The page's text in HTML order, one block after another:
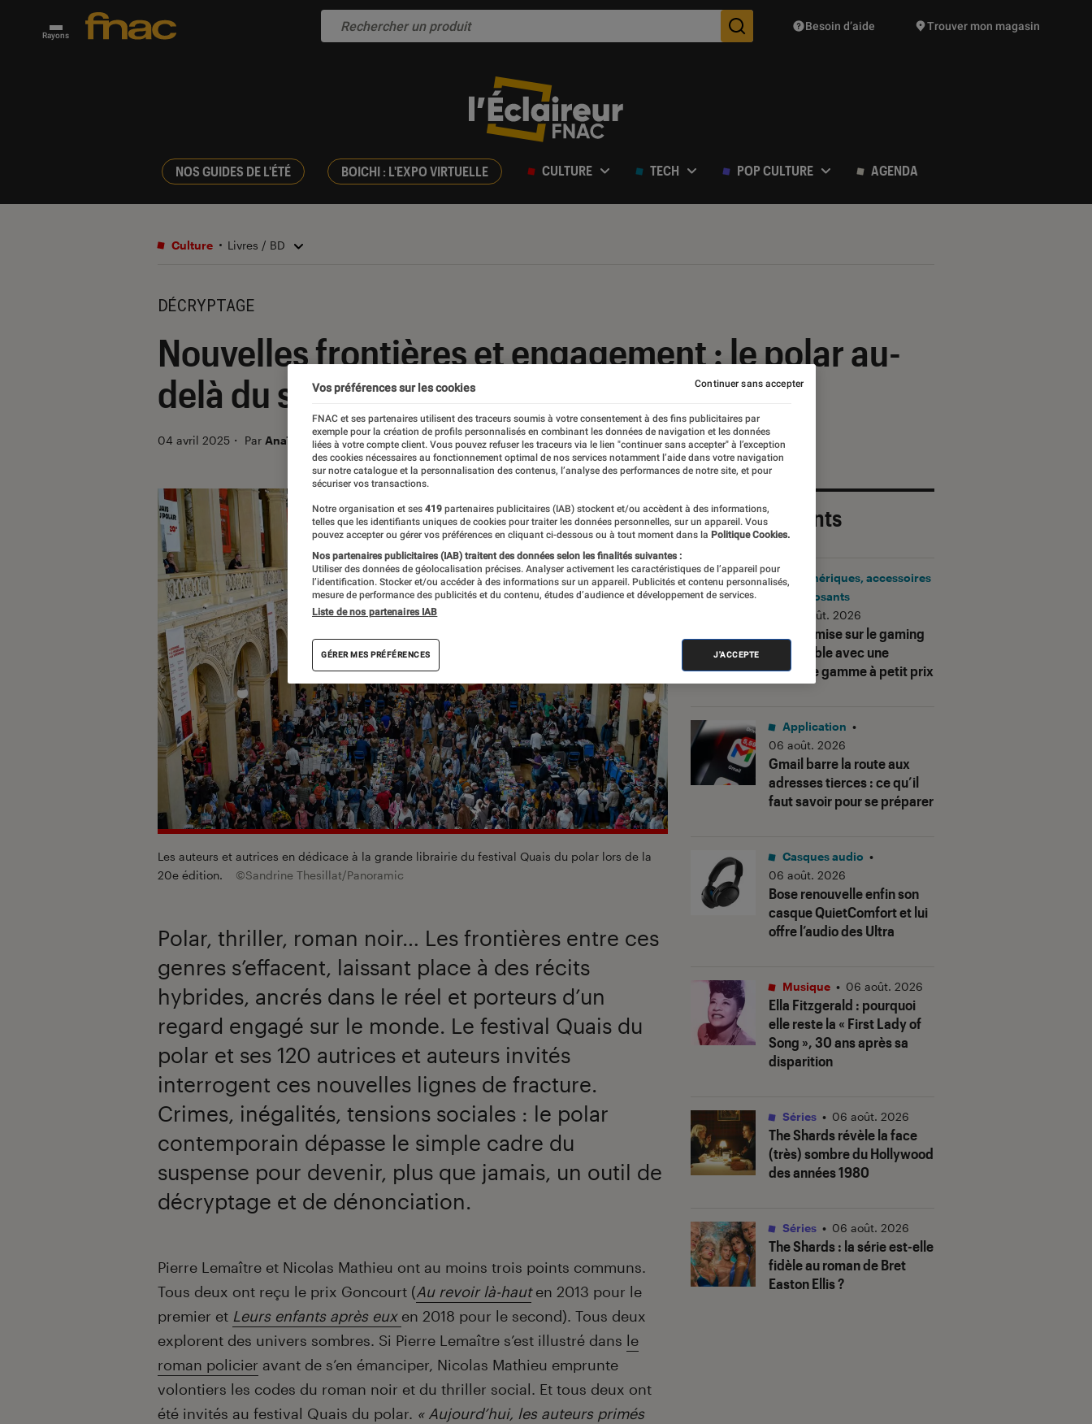
Rayons Des suggestions de produits vont vous être proposées
Besoin d’aide Trouver mon magasin
NOS GUIDES DE L'ÉTÉ BOICHI : L'EXPO VIRTUELLE CULTURE TECH POP CULTURE AGENDA
Culture Livres / BD
DÉCRYPTAGE
Nouvelles frontières et engagement : le polar au-
delà du suspense
04 avril 2025 ・ Par Anaïs Viand
Les auteurs et autrices en dédicace à la grande librairie du festival Quais du polar lors de la
20e édition.
©Sandrine Thesillat/Panoramic
Polar, thriller, roman noir… Les frontières entre ces
genres s’effacent, laissant place à des récits
hybrides, ancrés dans le réel et porteurs d’un
regard engagé sur le monde. Le festival Quais du
polar et ses 120 autrices et auteurs invités
interrogent ces nouvelles lignes de fracture.
Crimes, inégalités, tensions sociales : le polar
contemporain dépasse le simple cadre du
suspense pour devenir, plus que jamais, un outil de
décryptage et de dénonciation.
Introduction
Pierre Lemaître et Nicolas Mathieu ont au moins trois points communs.
Tous deux ont reçu le prix Goncourt (Au revoir là-hauten 2013 pour le
premier et Leurs enfants après eux en 2018 pour le second). Tous deux
explorent des univers sombres. Si Pierre Lemaître s’est illustré dans le
roman policier avant de s’en émanciper, Nicolas Mathieu emprunte
volontiers les codes du roman noir et du thriller social. Et tous deux ont
été invités au festival Quais du polar. « Aujourd’hui, les auteurs primés
Les plus récents
Corsair mise sur le gaming
accessible avec une
nouvelle gamme à petit prix
Périphériques, accessoires
et composants
06 août. 2026
Gmail barre la route aux
adresses tierces : ce qu’il
faut savoir pour se préparer
Application •
06 août. 2026
Bose renouvelle enfin son
casque QuietComfort et lui
offre l’audio des Ultra
Casques audio •
06 août. 2026
Ella Fitzgerald : pourquoi
elle reste la « First Lady of
Song », 30 ans après sa
disparition
Musique • 06 août. 2026
The Shardsrévèle la face
(très) sombre du Hollywood
des années 1980
Séries • 06 août. 2026
The Shards: la série est-elle
fidèle au roman de Bret
Easton Ellis ?
Séries • 06 août. 2026
Vos préférences sur les cookies
FNAC et ses partenaires utilisent des traceurs soumis à votre consentement à des fins publicitaires par
exemple pour la création de profils personnalisés en combinant les données de navigation et les données
liées à votre compte client. Vous pouvez refuser les traceurs via le lien "continuer sans accepter" à l’exception
des cookies nécessaires au fonctionnement optimal de nos services notamment l’aide dans votre navigation
sur notre catalogue et la personnalisation des contenus, l’analyse des performances de notre site, et pour
sécuriser vos transactions.
Notre organisation et ses 419 partenaires publicitaires (IAB) stockent et/ou accèdent à des informations,
telles que les identifiants uniques de cookies pour traiter les données personnelles, sur un appareil. Vous
pouvez accepter ou gérer vos préférences en cliquant ci-dessous ou à tout moment dans la Politique Cookies.
Nos partenaires publicitaires (IAB) traitent des données selon les finalités suivantes :
Utiliser des données de géolocalisation précises. Analyser activement les caractéristiques de l’appareil pour
l’identification. Stocker et/ou accéder à des informations sur un appareil. Publicités et contenu personnalisés,
mesure de performance des publicités et du contenu, études d’audience et développement de services.
Liste de nos partenaires IAB
GÉRER MES PRÉFÉRENCES J'ACCEPTE
Continuer sans accepter